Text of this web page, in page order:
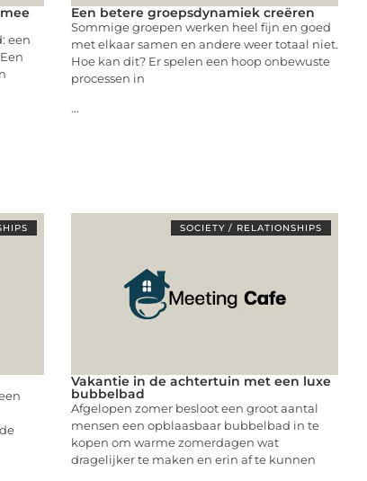
een
Een betere groepsdynamiek creëren
Sommige groepen werken heel fijn en goed
met elkaar samen en andere weer totaal niet.
Hoe kan dit? Er spelen een hoop onbewuste
processen in
...
SOCIETY / RELATIONSHIPS
Vakantie in de achtertuin met een luxe
bubbelbad
Afgelopen zomer besloot een groot aantal
mensen een opblaasbaar bubbelbad in te
kopen om warme zomerdagen wat
dragelijker te maken en erin af te kunnen